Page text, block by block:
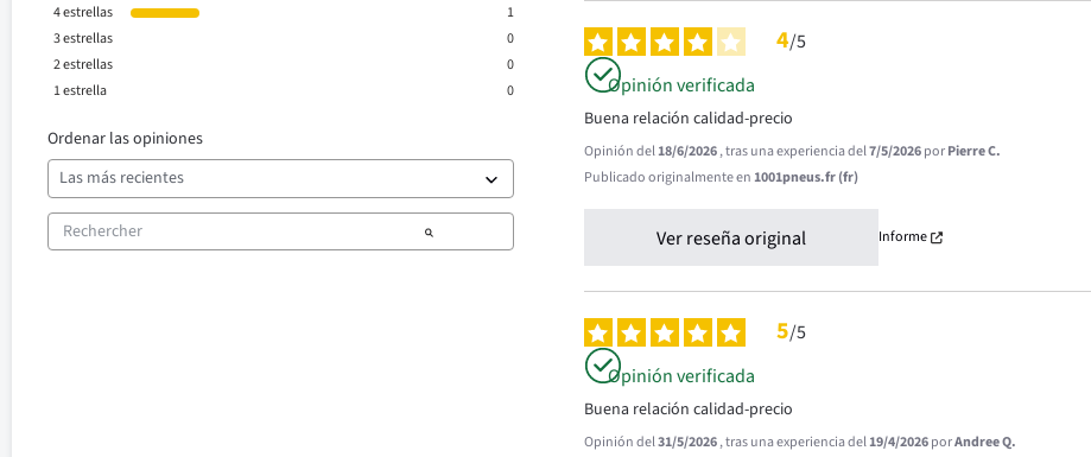
4estrellas
1
3estrellas
0
2estrellas
0
1estrella 0
Ordenar las opiniones
4/5
Opinión verificada
Buena relación calidad-precio
Opinión del18/6/2026, tras una experiencia del7/5/2026porPierre C.
Publicado originalmente en1001pneus.fr (fr)
Ver reseña original Informe
5/5
Opinión verificada
Buena relación calidad-precio
Opinión del31/5/2026, tras una experiencia del19/4/2026porAndree Q.